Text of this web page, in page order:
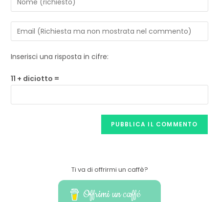
Inserisci una risposta in cifre:
11 + diciotto =
Ti va di offrirmi un caffè?
Offrimi un caffé